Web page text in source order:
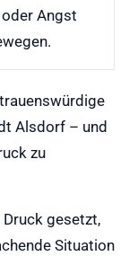
Angst
Alsdorf – und
zu
gesetzt,
Situation